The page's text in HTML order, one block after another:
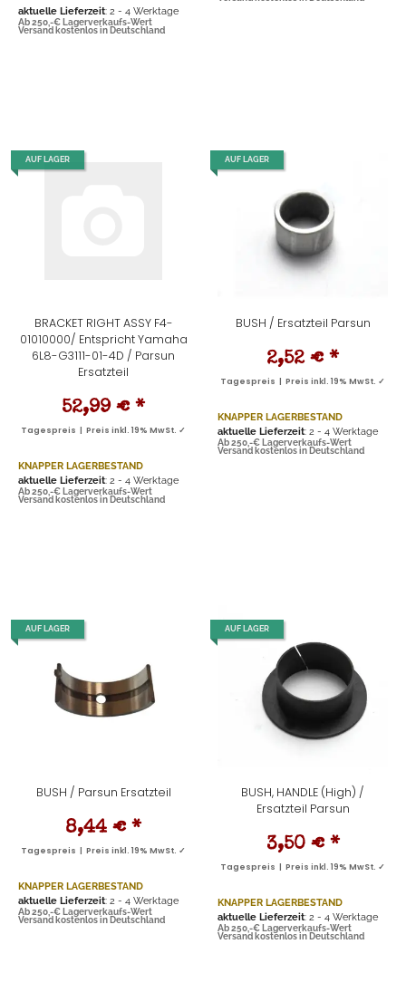
aktuelle Lieferzeit: 2 - 4 Werktage
Ab 250,-€ Lagerverkaufs-Wert
Versand kostenlos in Deutschland
AUF LAGER
BRACKET RIGHT ASSY F4-
01010000/ Entspricht Yamaha
6L8-G3111-01-4D / Parsun
Ersatzteil
52,99 € *
Tagespreis | Preis inkl. 19% MwSt. ✓
KNAPPER LAGERBESTAND
aktuelle Lieferzeit: 2 - 4 Werktage
Ab 250,-€ Lagerverkaufs-Wert
Versand kostenlos in Deutschland
AUF LAGER
BUSH / Ersatzteil Parsun
2,52 € *
Tagespreis | Preis inkl. 19% MwSt. ✓
KNAPPER LAGERBESTAND
aktuelle Lieferzeit: 2 - 4 Werktage
Ab 250,-€ Lagerverkaufs-Wert
Versand kostenlos in Deutschland
AUF LAGER
BUSH / Parsun Ersatzteil
8,44 € *
Tagespreis | Preis inkl. 19% MwSt. ✓
KNAPPER LAGERBESTAND
aktuelle Lieferzeit: 2 - 4 Werktage
Ab 250,-€ Lagerverkaufs-Wert
Versand kostenlos in Deutschland
AUF LAGER
BUSH, HANDLE (High) /
Ersatzteil Parsun
3,50 € *
Tagespreis | Preis inkl. 19% MwSt. ✓
KNAPPER LAGERBESTAND
aktuelle Lieferzeit: 2 - 4 Werktage
Ab 250,-€ Lagerverkaufs-Wert
Versand kostenlos in Deutschland